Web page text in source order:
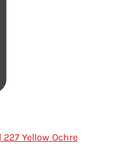
Yellow Ochre